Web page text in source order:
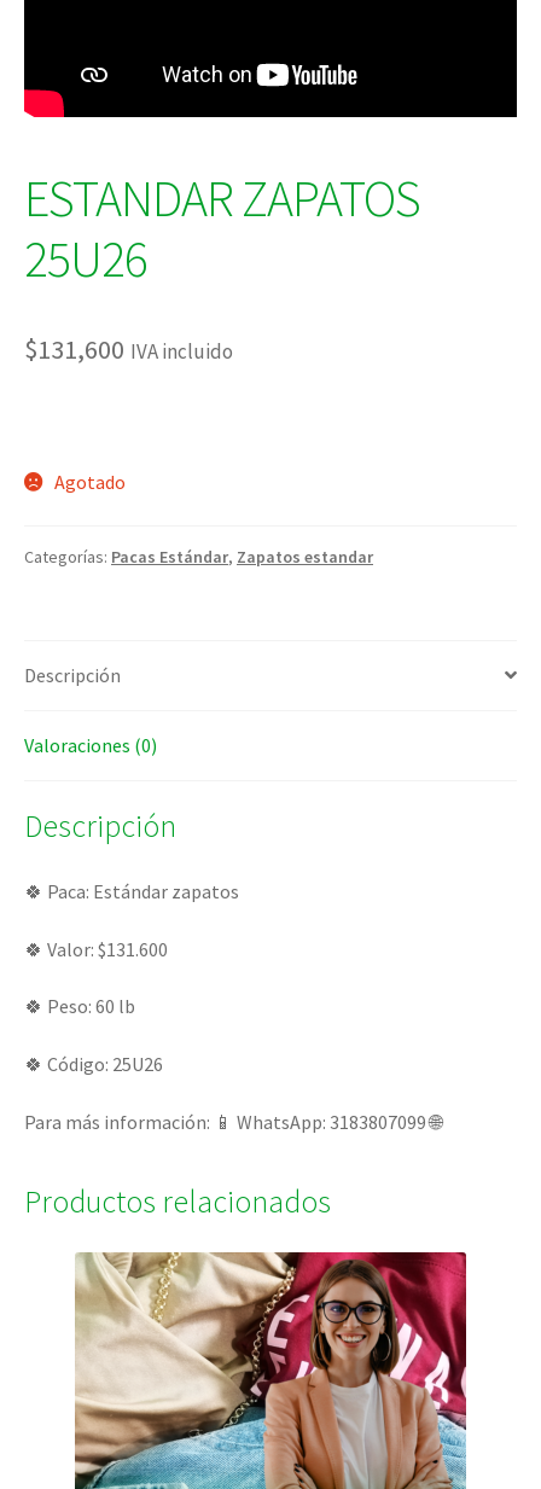
ESTANDAR ZAPATOS
25U26
$131,600 IVA incluido
Agotado
Categorías: Pacas Estándar, Zapatos estandar
Descripción
Valoraciones (0)
Descripción
🍀 Paca: Estándar zapatos
🍀 Valor: $131.600
🍀 Peso: 60 lb
🍀 Código: 25U26
Para más información: 📱 WhatsApp: 3183807099 🌐
Productos relacionados